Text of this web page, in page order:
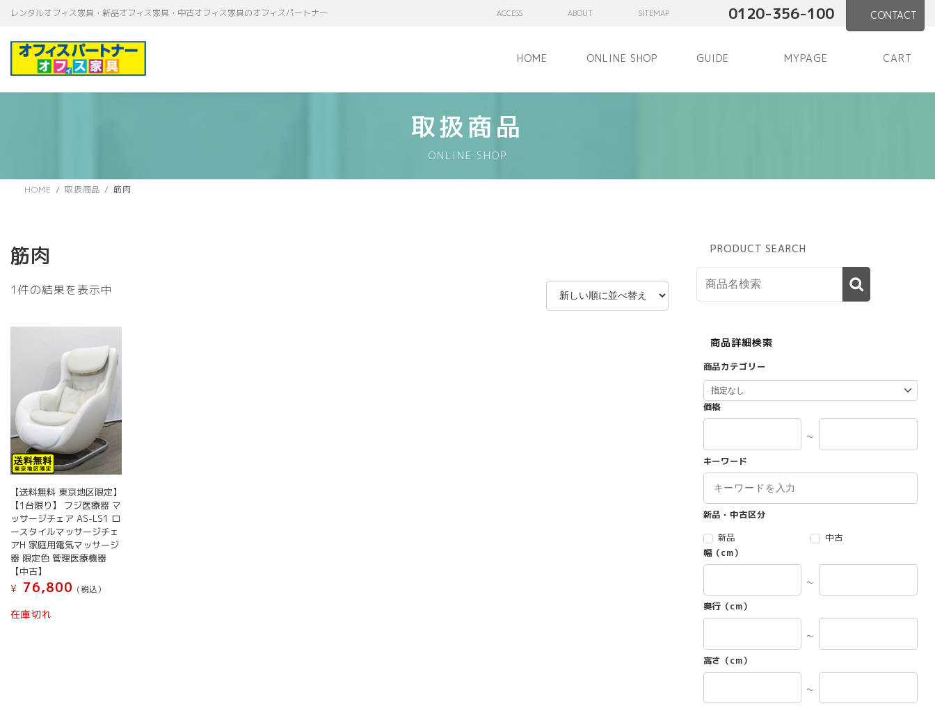
テ
ゲ
レンタルオフィス家具・新品オフィス家具・中古オフィス家具のオフィスパートナー ACCESS ABOUT SITEMAP 0120-356-100 CONTACT
HOME ONLINE SHOP GUIDE MYPAGE CART
取扱商品
ONLINE SHOP
HOME 取扱商品 筋肉
筋肉
1件の結果を表示中
【送料無料 東京地区限定】
【1台限り】 フジ医療器 マ
ッサージチェア AS-LS1 ロ
ースタイルマッサージチェ
アH 家庭用電気マッサージ
器 限定色 管理医療機器
【中古】
¥
76,800 (税込）
在庫切れ
PRODUCT SEARCH
商品詳細検索
商品カテゴリー
価格
～
キーワード
新品・中古区分
新品
中古
幅（cm）
～
奥行（cm）
～
高さ（cm）
～